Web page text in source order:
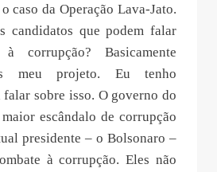
caso da Operação Lava-Jato.
candidatos que podem falar
corrupção? Basicamente
meu projeto. Eu tenho
sobre isso. O governo do
escândalo de corrupção
presidente – o Bolsonaro –
à corrupção. Eles não